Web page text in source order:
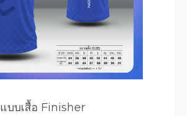
แบบเสื้อ Finisher